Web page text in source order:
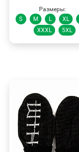
Размеры:
S
M L XL
XXXL
5XL